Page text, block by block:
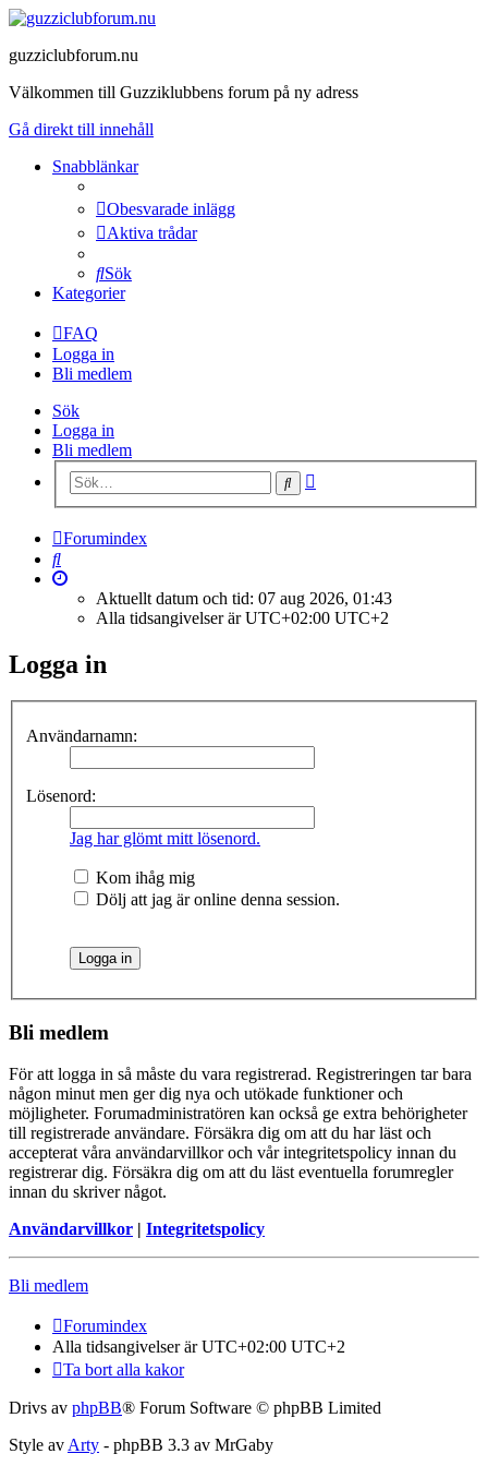
guzziclubforum.nu
Välkommen till Guzziklubbens forum på ny adress
Gå direkt till innehåll
Snabblänkar
Obesvarade inlägg
Aktiva trådar
Sök
Kategorier
FAQ
Logga in
Bli medlem
Sök
Logga in
Bli medlem
Sök
Forumindex
Sök
Aktuellt datum och tid: 07 aug 2026, 01:43
Alla tidsangivelser är UTC+02:00 UTC+2
Logga in
Användarnamn:
Lösenord:
Jag har glömt mitt lösenord.
Kom ihåg mig
Dölj att jag är online denna session.
Bli medlem
För att logga in så måste du vara registrerad. Registreringen tar bara
någon minut men ger dig nya och utökade funktioner och
möjligheter. Forumadministratören kan också ge extra behörigheter
till registrerade användare. Försäkra dig om att du har läst och
accepterat våra användarvillkor och vår integritetspolicy innan du
registrerar dig. Försäkra dig om att du läst eventuella forumregler
innan du skriver något.
Användarvillkor | Integritetspolicy
Bli medlem
Forumindex
Alla tidsangivelser är UTC+02:00 UTC+2
Ta bort alla kakor
Drivs av phpBB® Forum Software © phpBB Limited
Style avArty - phpBB 3.3 av MrGaby